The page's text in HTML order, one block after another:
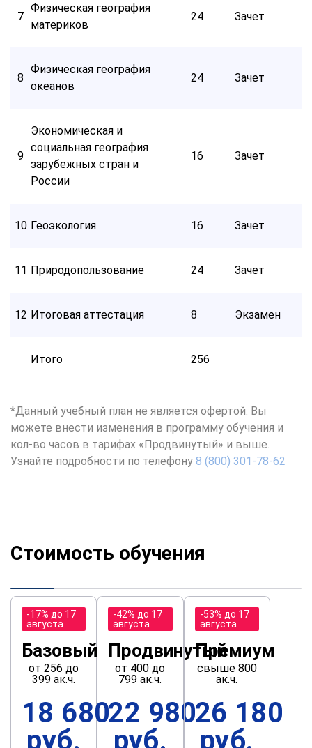
7
Физическая география
материков
24 Зачет
8
Физическая география
океанов
24 Зачет
9
Экономическая и
социальная география
зарубежных стран и
России
16 Зачет
10 Геоэкология 16 Зачет
11 Природопользование 24 Зачет
12 Итоговая аттестация 8 Экзамен
Итого 256
*Данный учебный план не является офертой. Вы
можете внести изменения в программу обучения и
кол-во часов в тарифах «Продвинутый» и выше.
Узнайте подробности по телефону 8 (800) 301-78-62
Стоимость обучения
-17% до 17
августа
Базовый
от 256 до
399 ак.ч.
18 680
руб.
-42% до 17
августа
Продвинутый
от 400 до
799 ак.ч.
22 980
руб.
-53% до 17
августа
Премиум
свыше 800
ак.ч.
26 180
руб.